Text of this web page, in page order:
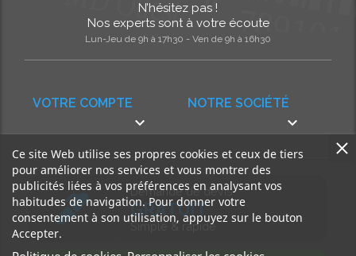
NOTRE SOCIÉTÉ

VOTRE COMPTE

N’hésitez pas !
Nos experts sont à votre écoute
Lun-Jeu de 9h à 17h30 - Ven de 9h à 16h30
Demande de devis
GRATUIT
Simple & rapide
Ce site Web utilise ses propres cookies et ceux de tiers
pour améliorer nos services et vous montrer des
publicités liées à vos préférences en analysant vos
habitudes de navigation. Pour donner votre
consentement à son utilisation, appuyez sur le bouton
Accepter.